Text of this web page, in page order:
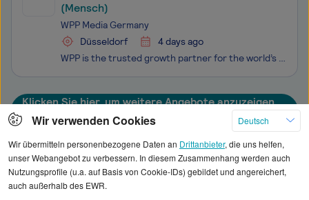
(Mensch)
WPP Media Germany
Düsseldorf
4 days ago
WPP is the trusted growth partner for the world’s leading brands. With exceptional talent, trusted data and intelligence, and world-class partnerships – all united by our pioneering agentic marketing platform, WPP Open – we help clients navigate change, capture opportunity, and deliver transformatio
Klicken Sie hier, um weitere Angebote anzuzeigen
Alle angezeigten Gehaltsdaten beruhen auf
Wir verwenden Cookies
Deutsch
Wir übermitteln personenbezogene Daten an Drittanbieter, die uns helfen,
unser Webangebot zu verbessern. In diesem Zusammenhang werden auch
Nutzungsprofile (u.a. auf Basis von Cookie-IDs) gebildet und angereichert,
auch außerhalb des EWR.